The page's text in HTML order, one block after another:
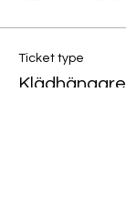
Ticket type
Klädhängare